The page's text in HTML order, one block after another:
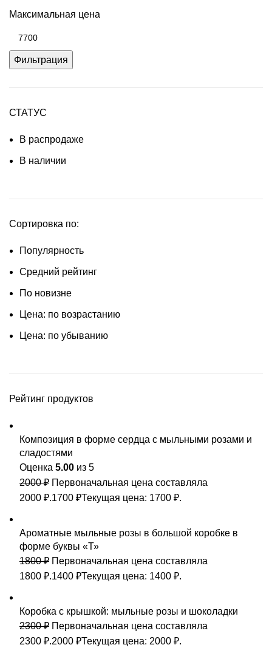
Максимальная цена
Фильтрация
СТАТУС
В распродаже
В наличии
Сортировка по:
Популярность
Средний рейтинг
По новизне
Цена: по возрастанию
Цена: по убыванию
Рейтинг продуктов
Композиция в форме сердца с мыльными розами и
сладостями
Оценка 5.00 из 5
2000₽ Первоначальная цена составляла
2000 ₽.1700 ₽Текущая цена: 1700 ₽.
Ароматные мыльные розы в большой коробке в
форме буквы «Т»
1800₽ Первоначальная цена составляла
1800 ₽.1400 ₽Текущая цена: 1400 ₽.
Коробка с крышкой: мыльные розы и шоколадки
2300₽ Первоначальная цена составляла
2300 ₽.2000 ₽Текущая цена: 2000 ₽.